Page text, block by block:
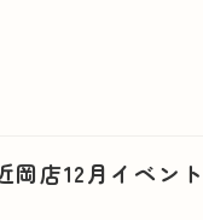
岡店12月イベン